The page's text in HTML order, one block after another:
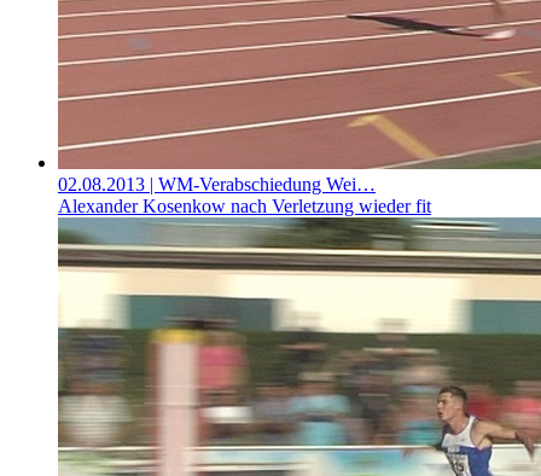
02.08.2013 | WM-Verabschiedung Wei…
Alexander Kosenkow nach Verletzung wieder fit